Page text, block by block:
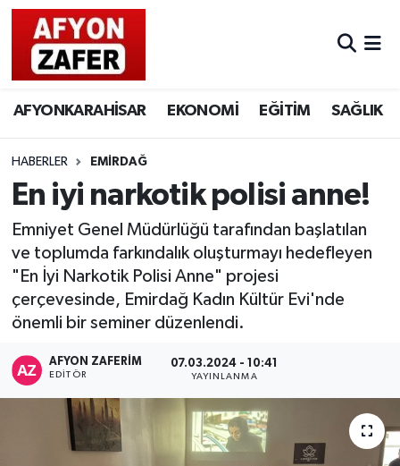
AFYONKARAHİSAR EKONOMİ EĞİTİM SAĞLIK
HABERLER EMİRDAĞ
En iyi narkotik polisi anne!
Emniyet Genel Müdürlüğü tarafından başlatılan
ve toplumda farkındalık oluşturmayı hedefleyen
"En İyi Narkotik Polisi Anne" projesi
çerçevesinde, Emirdağ Kadın Kültür Evi'nde
önemli bir seminer düzenlendi.
AFYON ZAFERİM
EDITÖR
07.03.2024 - 10:41
YAYINLANMA